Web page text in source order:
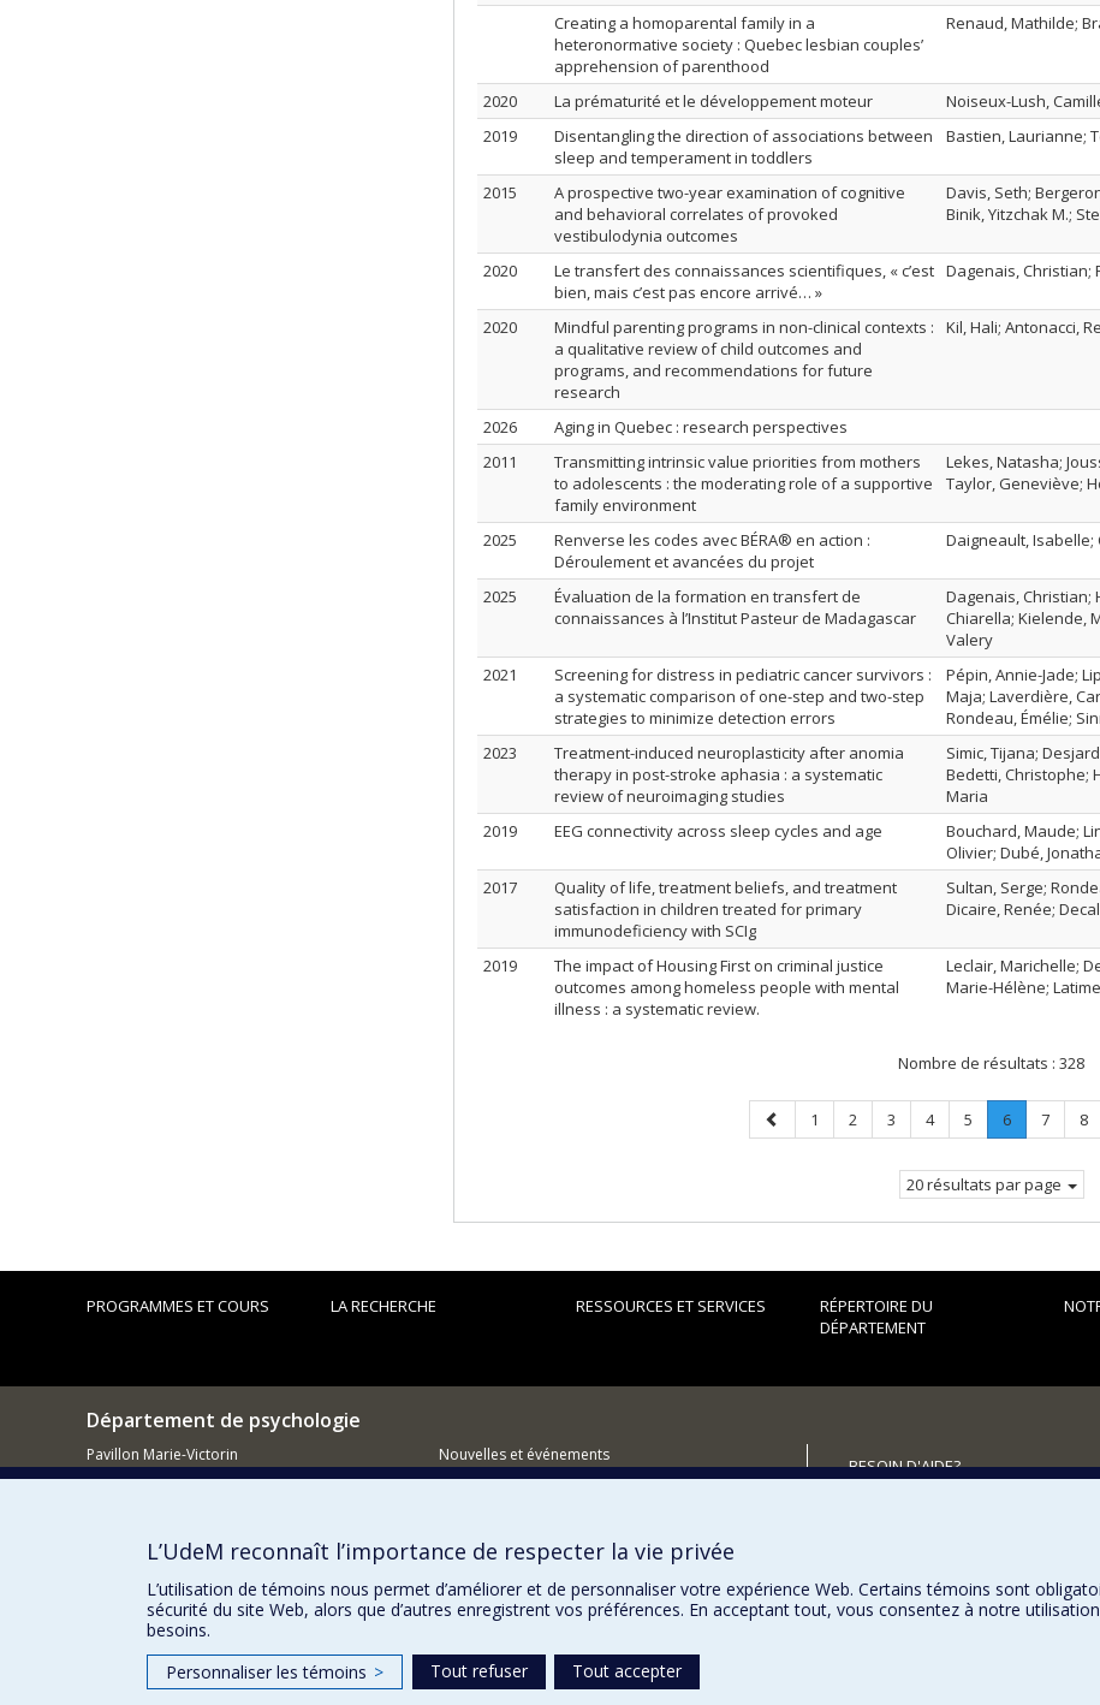
Creating a homoparental family in a
heteronormative society : Quebec lesbian couples’
apprehension of parenthood
Renaud, Mathilde;
2020 La prématurité et le développement moteur
Noiseux-Lush,
2019
Disentangling the direction of associations between
sleep and temperament in toddlers
Bastien, Laurianne;
2015
A prospective two-year examination of cognitive
and behavioral correlates of provoked
vestibulodynia outcomes
Davis, Seth;
Binik, Yitzchak M.;
2020
Le transfert des connaissances scientifiques, « c’est
bien, mais c’est pas encore arrivé… »
Dagenais, Christian;
2020
Mindful parenting programs in non-clinical contexts :
a qualitative review of child outcomes and
programs, and recommendations for future
research
Kil, Hali; Antonacci,
2026
Aging in Quebec : research perspectives
2011
Transmitting intrinsic value priorities from mothers
to adolescents : the moderating role of a supportive
family environment
Lekes, Natasha;
Taylor, Geneviève;
2025
Renverse les codes avec BÉRA® en action :
Déroulement et avancées du projet
Daigneault,
2025
Évaluation de la formation en transfert de
connaissances à l’Institut Pasteur de Madagascar
Dagenais, Christian;
Chiarella; Kielende,
Valery
2021
Screening for distress in pediatric cancer survivors :
a systematic comparison of one-step and two-step
strategies to minimize detection errors
Pépin, Annie-Jade;
Maja; Laverdière,
Rondeau, Émélie;
2023
Treatment-induced neuroplasticity after anomia
therapy in post-stroke aphasia : a systematic
review of neuroimaging studies
Simic, Tijana;
Bedetti, Christophe;
Maria
2019
EEG connectivity across sleep cycles and age
Bouchard, Maude;
Olivier; Dubé,
2017
Quality of life, treatment beliefs, and treatment
satisfaction in children treated for primary
immunodeficiency with SCIg
Sultan, Serge;
Dicaire, Renée;
2019
The impact of Housing First on criminal justice
outcomes among homeless people with mental
illness : a systematic review.
Leclair, Marichelle;
Marie-Hélène;
Nombre de résultats : 328
Page
précédente
Page
1 Page
2 Page
3 Page
4 Page
5 Page
6.
Page
Page
7 8
20 résultats par page
PROGRAMMES ET COURS LA RECHERCHE RESSOURCES ET SERVICES
RÉPERTOIRE DU
DÉPARTEMENT
Département de psychologie
Pavillon Marie-Victorin
90, avenue Vincent d'Indy
514 343-6972
Nouvelles et événements
BESOIN D'AIDE?
L’UdeM reconnaît l’importance de respecter la vie privée
L’utilisation de témoins nous permet d’améliorer et de personnaliser votre expérience Web. Certains témoins sont
sécurité du site Web, alors que d’autres enregistrent vos préférences. En acceptant tout, vous consentez à notre
besoins.
Personnaliser les témoins > Tout refuser Tout accepter